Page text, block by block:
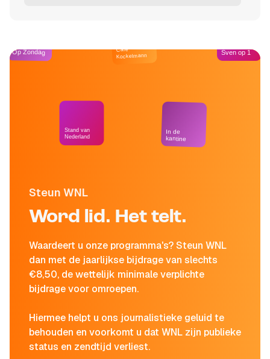
Steun WNL
Word lid. Het telt.
Waardeert u onze programma's? Steun WNL
dan met de jaarlijkse bijdrage van slechts
€8,50, de wettelijk minimale verplichte
bijdrage voor omroepen.
Hiermee helpt u ons journalistieke geluid te
behouden en voorkomt u dat WNL zijn publieke
status en zendtijd verliest.
Op Zondag
Stand van
Nederland
Café
Kockelmann
In de
kantine
Sven op 1